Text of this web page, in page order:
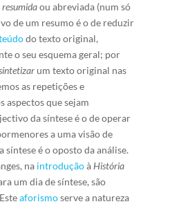
resumidaou abreviada (num só
de um resumo é o de reduzir
do texto original,
o seu esquema geral; por
um texto original nas
as repetições e
aspectos que sejam
da síntese é o de operar
a uma visão de
síntese é o oposto da análise.
na introduçãoà História
um dia de síntese, são
aforismoserve a natureza